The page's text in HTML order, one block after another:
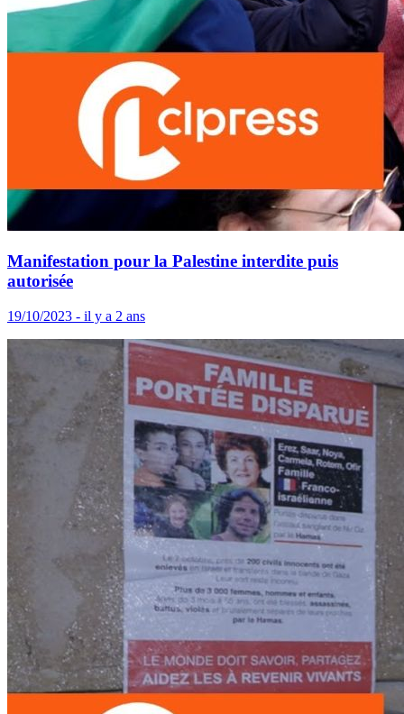
Manifestation pour la Palestine interdite puis
autorisée
19/10/2023 - il y a 2 ans